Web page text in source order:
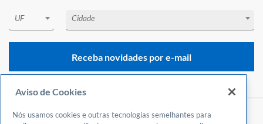
UF Cidade
Receba novidades por e-mail
Aviso de Cookies
Nós usamos cookies e outras tecnologias semelhantes para